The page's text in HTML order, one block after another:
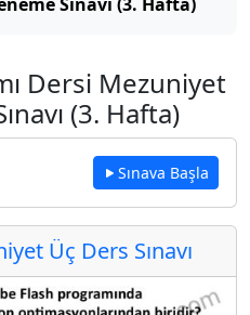
Dersi Mezuniyet
(3. Hafta)
Sınava Başla
Üç Ders Sınavı